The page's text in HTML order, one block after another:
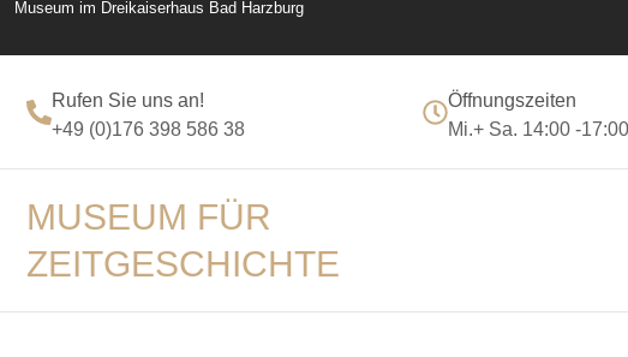
Museum im Dreikaiserhaus Bad Harzburg
Rufen Sie uns an!
+49 (0)176 398 586 38
Öffnungszeiten
Mi.+ Sa. 14:00 -
MUSEUM FÜR
ZEITGESCHICHTE